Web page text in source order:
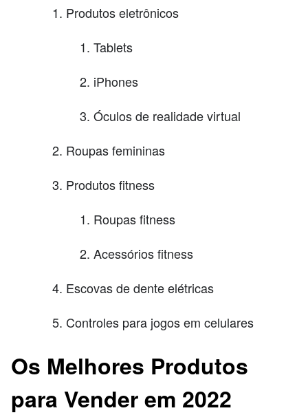
Produtos eletrônicos
Tablets
iPhones
Óculos de realidade virtual
Roupas femininas
Produtos fitness
Roupas fitness
Acessórios fitness
Escovas de dente elétricas
Controles para jogos em celulares
Os Melhores Produtos
para Vender em 2022